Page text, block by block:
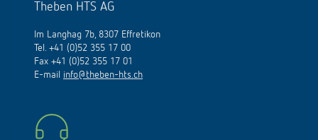
Theben HTS AG
Im Langhag 7b, 8307 Effretikon
Tel. +41 (0)52 355 17 00
Fax +41 (0)52 355 17 01
E-mail info@theben-hts.ch